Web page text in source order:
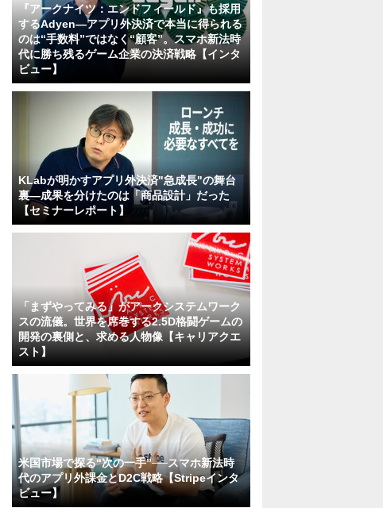
『アークナイツ：エンドフィールド』も採用
するAdyen―アプリ外決済で本当に得られる
のは“手数料”ではなく“顧客”。スマホ新法時
代に勝ち残るゲーム企業の決済戦略【インタ
ビュー】
KLabが明かすアプリ外決済"急成長"の舞台
裏―成果を分けたのは「商品設計」だった
【セミナーレポート】
「まずやってみる」がアークシステムワーク
スの流儀。世界を席巻する2.5D格闘ゲームの
開発の裏側と、求める人物像【キャリアクエ
スト】
米国市場で探る“次の一手”──スマホ新法時
代のアプリ外課金とD2C戦略【Stripeインタ
ビュー】